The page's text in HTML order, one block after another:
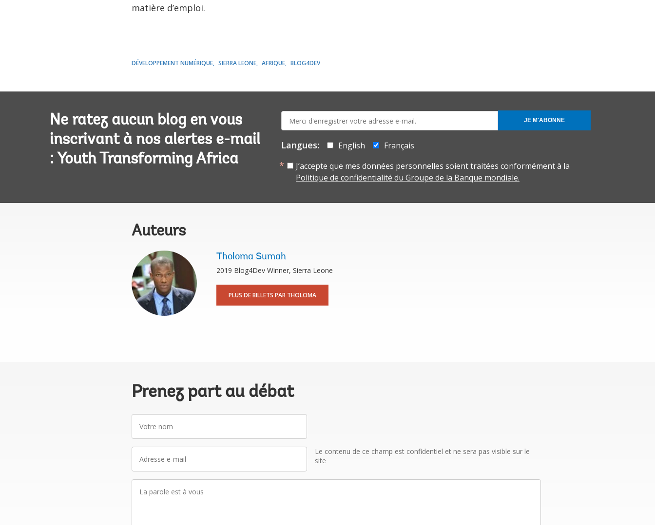
matière d’emploi.
DÉVELOPPEMENT NUMÉRIQUE SIERRA LEONE AFRIQUE BLOG4DEV
Ne ratez aucun blog en vous
inscrivant à nos alertes e-mail
: Youth Transforming Africa
mail:
Langues: English
Français
J’accepte que mes données personnelles soient traitées conformément à la
Politique de confidentialité du Groupe de la Banque mondiale.
JE M'ABONNE
Auteurs
Tholoma Sumah
2019 Blog4Dev Winner, Sierra Leone
PLUS DE BILLETS PAR THOLOMA
Prenez part au débat
nom
Le contenu de ce champ est confidentiel et ne sera pas visible sur le
site
parole